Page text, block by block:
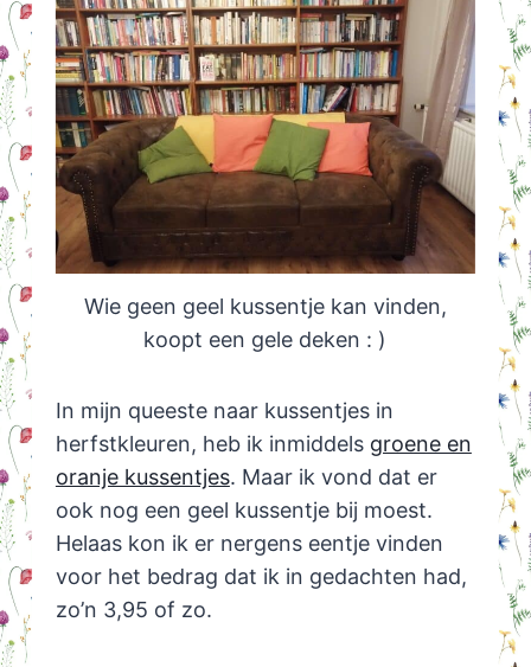
Wie geen geel kussentje kan vinden,
koopt een gele deken : )
In mijn queeste naar kussentjes in
herfstkleuren, heb ik inmiddels groene en
oranje kussentjes. Maar ik vond dat er
ook nog een geel kussentje bij moest.
Helaas kon ik er nergens eentje vinden
voor het bedrag dat ik in gedachten had,
zo’n 3,95 of zo.